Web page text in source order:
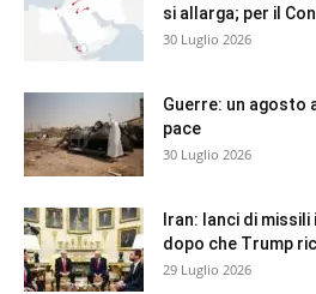
si allarga; per il
30 Luglio 2026
Guerre: un agosto
pace
30 Luglio 2026
Iran: lanci di
dopo che Trump
29 Luglio 2026